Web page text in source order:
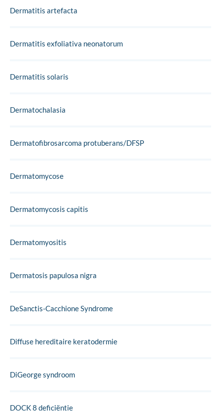
Dermatitis artefacta
Dermatitis exfoliativa neonatorum
Dermatitis solaris
Dermatochalasia
Dermatofibrosarcoma protuberans/DFSP
Dermatomycose
Dermatomycosis capitis
Dermatomyositis
Dermatosis papulosa nigra
DeSanctis-Cacchione Syndrome
Diffuse hereditaire keratodermie
DiGeorge syndroom
DOCK 8 deficiëntie